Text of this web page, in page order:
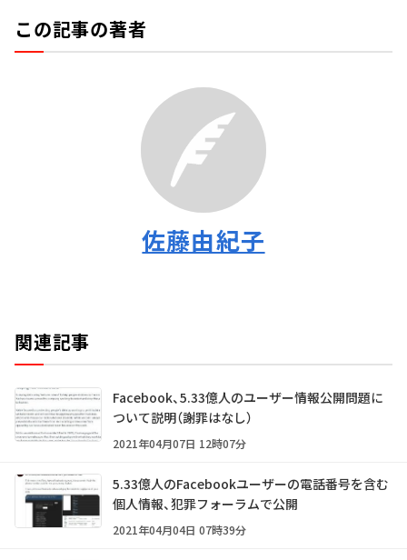
この記事の著者
佐藤由紀子
関連記事
Facebook、5.33億人のユーザー情報公開問題に
ついて説明（謝罪はなし）
2021年04月07日 12時07分
5.33億人のFacebookユーザーの電話番号を含む
個人情報、犯罪フォーラムで公開
2021年04月04日 07時39分